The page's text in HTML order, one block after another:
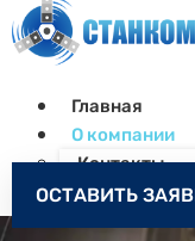
Главная
О компании
Контакты
Как заказать
Запчасти к
ОСТАВИТЬ